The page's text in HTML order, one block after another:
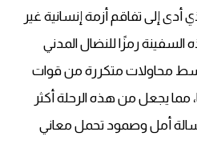
أدى إلى تفاقم أزمة إنسانية غير
رمزًا للنضال المدني
محاولات متكررة من قوات
مما يجعل من هذه الرحلة أكثر
أمل وصمود تحمل معاني